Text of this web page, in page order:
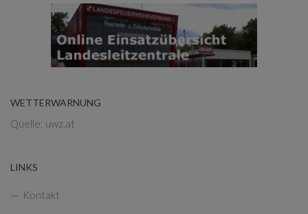
WETTERWARNUNG
Quelle: uwz.at
LINKS
Kontakt